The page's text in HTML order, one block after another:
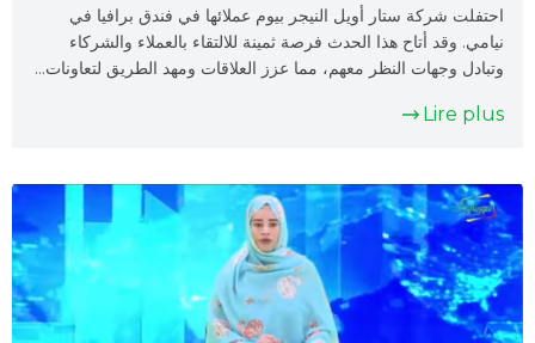
احتفلت شركة ستار أويل النيجر بيوم عملائها في فندق برافيا في
نيامي. وقد أتاح هذا الحدث فرصة ثمينة للالتقاء بالعملاء والشركاء
وتبادل وجهات النظر معهم، مما عزز العلاقات ومهد الطريق لتعاونات…
Lire plus